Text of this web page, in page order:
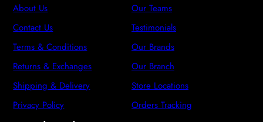
About Us
Contact Us
Terms & Conditions
Returns & Exchanges
Shipping & Delivery
Privacy Policy
Our Teams
Testimonials
Our Brands
Our Branch
Store Locations
Orders Tracking